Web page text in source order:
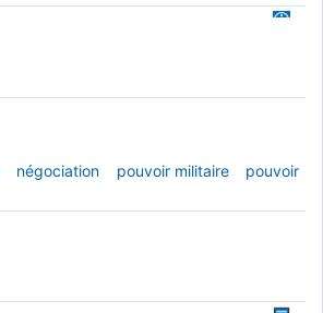
négociation pouvoir militaire
pouvoir